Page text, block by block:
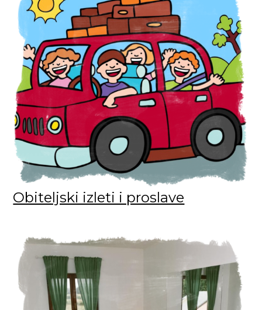
Obiteljski izleti i proslave